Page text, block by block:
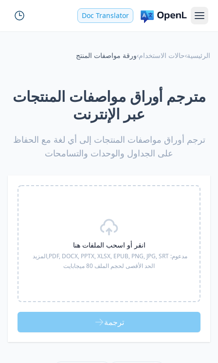
Doc Translator
الرئيسية›حالات الاستخدام›ورقة مواصفات المنتج
مترجم أوراق مواصفات المنتجات
عبر الإنترنت
ترجم أوراق مواصفات المنتجات إلى أي لغة مع الحفاظ
على الجداول والوحدات والتسامحات
انقر أو اسحب الملفات هنا
مدعوم: PDF, DOCX, PPTX, XLSX, EPUB, PNG, JPG, SRT, المزيد
الحد الأقصى لحجم الملف 80 ميجابايت
ترجمة